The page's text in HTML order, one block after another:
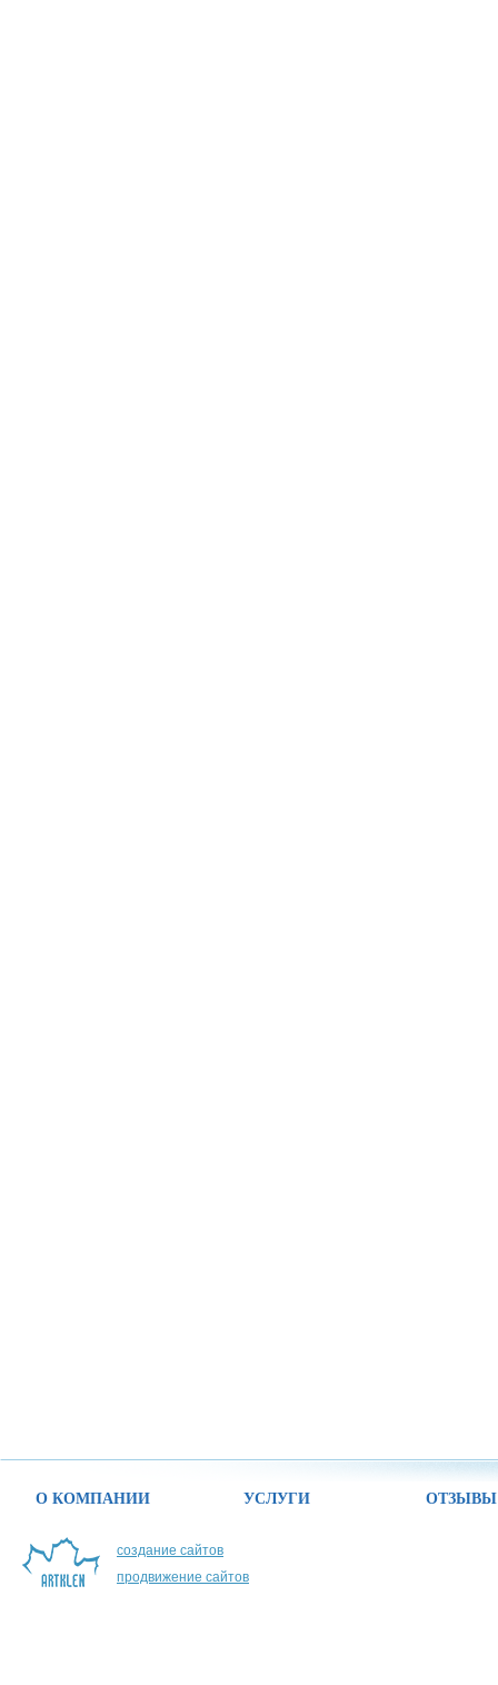
О КОМПАНИИ УСЛУГИ ОТЗЫВЫ
создание сайтов
продвижение сайтов